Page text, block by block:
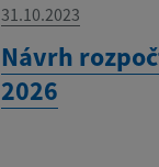
31.10.2023
Návrh
2026